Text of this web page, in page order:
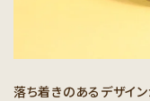
落ち着きのあるデザイ